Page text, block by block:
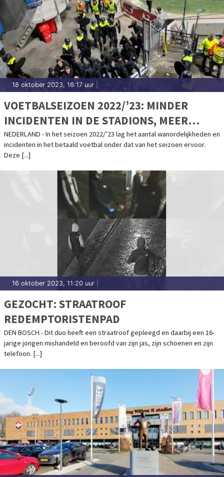
18 oktober 2023, 16:17 uur
VOETBALSEIZOEN 2022/’23: MINDER
INCIDENTEN IN DE STADIONS, MEER
ZAKEN VOOR DE RECHTER GEBRACHT
NEDERLAND - In het seizoen 2022/’23 lag het aantal wanordelijkheden en
incidenten in het betaald voetbal onder dat van het seizoen ervoor.
Deze [...]
16 oktober 2023, 11:20 uur
GEZOCHT: STRAATROOF
REDEMPTORISTENPAD
DEN BOSCH - Dit duo heeft een straatroof gepleegd en daarbij een 16-
jarige jongen mishandeld en beroofd van zijn jas, zijn schoenen en zijn
telefoon. [...]